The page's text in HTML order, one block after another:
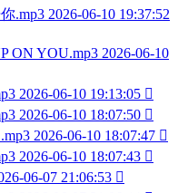
.mp3 2026-06-10 19:37:52
ON YOU.mp3 2026-06-10
2026-06-10 19:13:05 
2026-06-10 18:07:50 
2026-06-10 18:07:47 
2026-06-10 18:07:43 
06-07 21:06:53 